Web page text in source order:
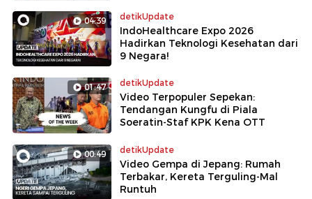
04:39 detikUpdate
IndoHealthcare Expo 2026
Hadirkan Teknologi Kesehatan dari
9 Negara!
01:47 detikUpdate
Video Terpopuler Sepekan:
Tendangan Kungfu di Piala
Soeratin-Staf KPK Kena OTT
00:49 detikUpdate
Video Gempa di Jepang: Rumah
Terbakar, Kereta Terguling-Mal
Runtuh